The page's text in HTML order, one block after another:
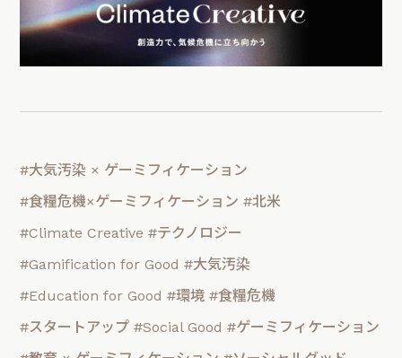
#大気汚染 × ゲーミフィケーション
#食糧危機×ゲーミフィケーション #北米
#Climate Creative #テクノロジー
#Gamification for Good #大気汚染
#Education for Good #環境 #食糧危機
#スタートアップ #Social Good #ゲーミフィケーション